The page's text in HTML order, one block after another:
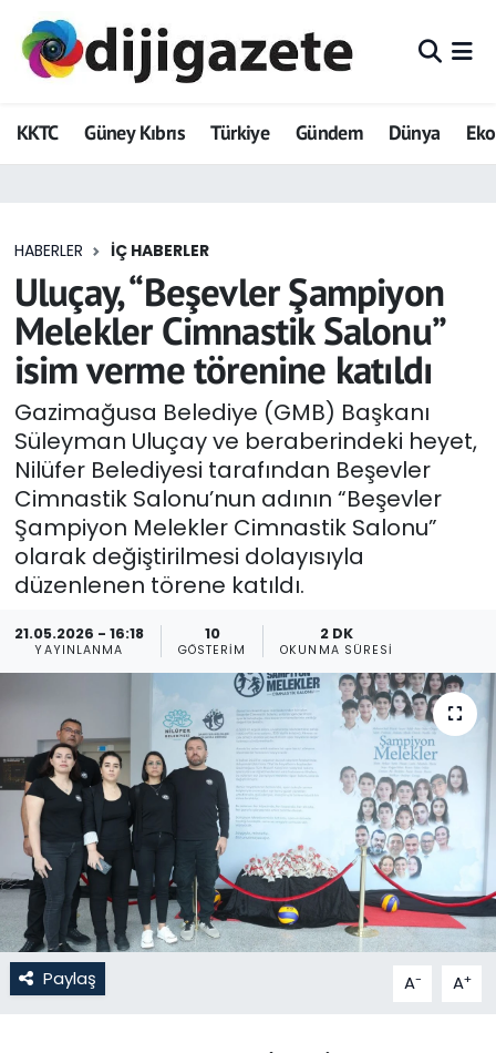
KKTC Güney Kıbrıs Türkiye Gündem Dünya
HABERLER İÇ HABERLER
Uluçay, “Beşevler Şampiyon
Melekler Cimnastik Salonu”
isim verme törenine katıldı
Gazimağusa Belediye (GMB) Başkanı
Süleyman Uluçay ve beraberindeki heyet,
Nilüfer Belediyesi tarafından Beşevler
Cimnastik Salonu’nun adının “Beşevler
Şampiyon Melekler Cimnastik Salonu”
olarak değiştirilmesi dolayısıyla
düzenlenen törene katıldı.
21.05.2026 - 16:18
YAYINLANMA
10
GÖSTERIM
2 DK
OKUNMA SÜRESI
Paylaş A- A+
ADVERTORIAL
Dijigazete
Eğitim
Ekonomi
Foto Galeri
GEZİ
Güncel
Gündem
KKTC
KKTC YEREL SEÇİM 2018
Kültür Sanat
Magazin
Moda
Nöbetçi Eczaneler
Otomobil Dünyası
Politika
Hava Durumu
Trafik Durumu
Tüm Manşetler
Son Dakika Haberleri
Haber Arşivi